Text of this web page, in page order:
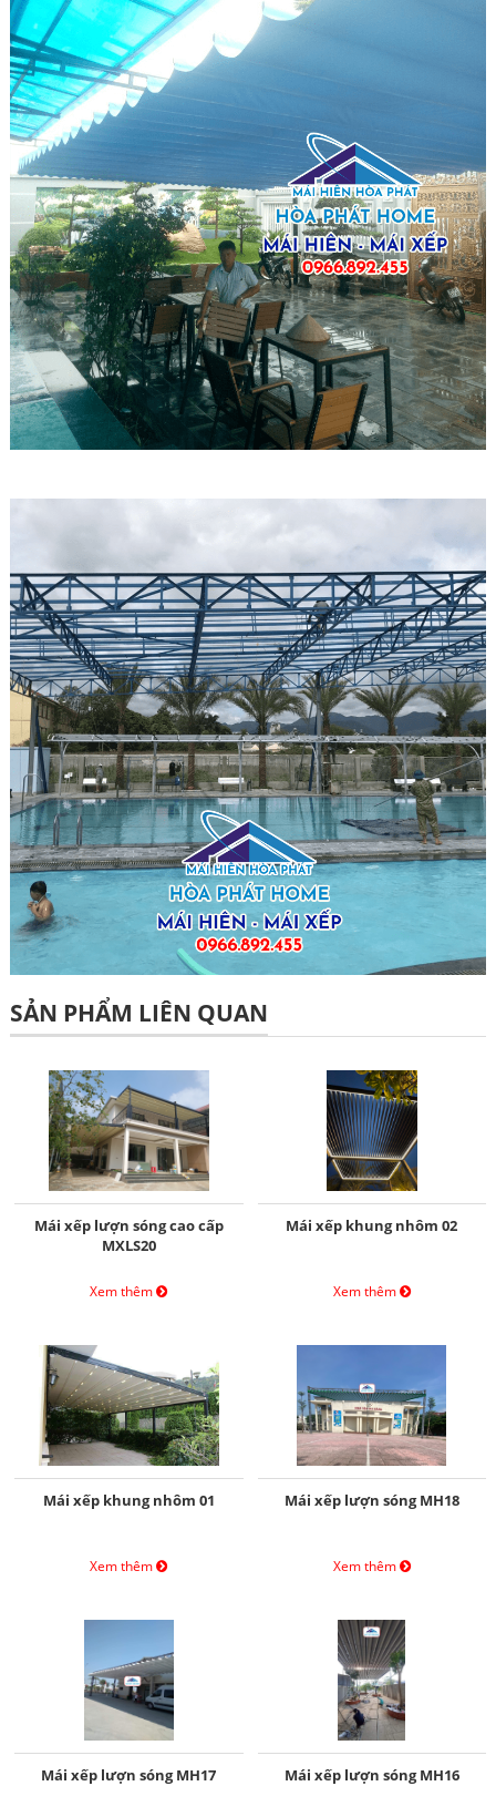
SẢN PHẨM LIÊN QUAN
Mái xếp lượn sóng cao cấp
MXLS20
Xem thêm
Mái xếp khung nhôm 02
Xem thêm
Mái xếp khung nhôm 01
Xem thêm
Mái xếp lượn sóng MH18
Xem thêm
Mái xếp lượn sóng MH17 Mái xếp lượn sóng MH16